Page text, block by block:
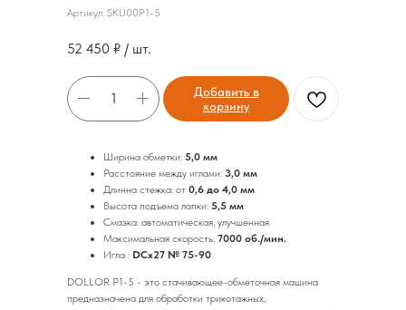
Артикул: SKU00P1-5
52 450 ₽ / шт.
Добавить в
корзину
Ширина обметки: 5,0 мм
Расстояние между иглами: 3,0 мм
Длинна стежка: от 0,6 до 4,0 мм
Высота подъема лапки: 5,5 мм
Смазка: автоматическая, улучшенная
Максимальная скорость: 7000 об./мин.
Игла : DCx27 № 75-90
DOLLOR P1-5 - это стачивающее-обметочная машина
предназначена для обработки трикотажных,